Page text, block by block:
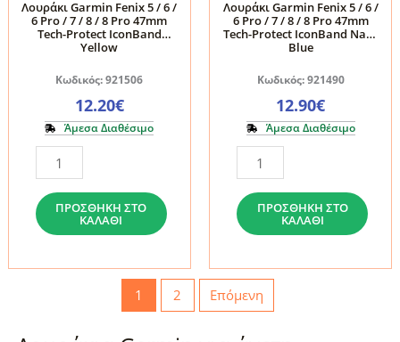
Orange
ποσότητα
8
IconBand
Army
Green
ποσότητα
Λουράκι Garmin Fenix 5 / 6 /
6 Pro / 7 / 8 / 8 Pro 47mm
Tech-Protect IconBand
Yellow
Κωδικός: 921506
12.20€
Άμεσα Διαθέσιμο
Λουράκι
Garmin
Fenix
5
6
ΠΡΟΣΘΉΚΗ ΣΤΟ
ΚΑΛΆΘΙ
Λουράκι Garmin Fenix 5 / 6 /
6 Pro / 7 / 8 / 8 Pro 47mm
Tech-Protect IconBand Navy
Blue
Κωδικός: 921490
12.90€
Άμεσα Διαθέσιμο
Λουράκι
Garmin
Fenix
5
6
/
ΠΡΟΣΘΉΚΗ ΣΤΟ
ΚΑΛΆΘΙ
1 2 Επόμενη